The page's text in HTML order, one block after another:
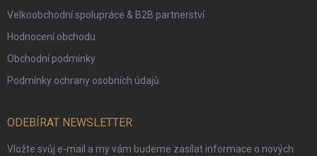
Velkoobchodní spolupráce & B2B partnerství
Hodnocení obchodu
Obchodní podmínky
Podmínky ochrany osobních údajů
ODEBÍRAT NEWSLETTER
Vložte svůj e-mail a my vám budeme zasílat informace o nových